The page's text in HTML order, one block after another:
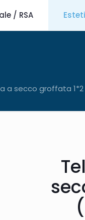
/ RSA
a secco groffata